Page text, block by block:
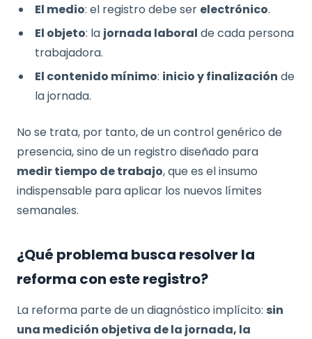
El medio: el registro debe ser electrónico.
El objeto: la jornada laboral de cada persona
trabajadora.
El contenido mínimo: inicio y finalización de
la jornada.
No se trata, por tanto, de un control genérico de
presencia, sino de un registro diseñado para
medir tiempo de trabajo, que es el insumo
indispensable para aplicar los nuevos límites
semanales.
¿Qué problema busca resolver la
reforma con este registro?
La reforma parte de un diagnóstico implícito: sin
una medición objetiva de la jornada, la